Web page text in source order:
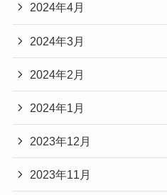
2024年4月
2024年3月
2024年2月
2024年1月
2023年12月
2023年11月